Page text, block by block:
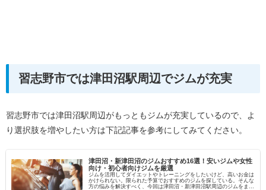
習志野市では津田沼駅周辺でジムが充実
習志野市では津田沼駅周辺がもっともジムが充実しているので、よ
り選択肢を増やしたい方は下記記事を参考にしてみてください。
津田沼・新津田沼のジムおすすめ16選！安いジムや女性
向け・初心者向けジムを厳選
ジムを活用してダイエットやトレーニングをしたいけど、高いお金は
かけられない。限られた予算でおすすめのジムを探している。そんな
方の悩みを解決すべく、今回は津田沼・新津田沼駅周辺のジムをまと